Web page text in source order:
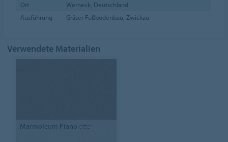
Ort
Werneck, Deutschland
Ausführung
Gräser Fußbodenbau, Zwickau
Verwendete Materialien
Marmoleum Piano otter